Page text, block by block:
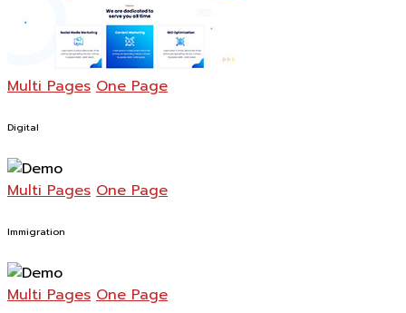
Multi Pages One Page
Digital
Multi Pages One Page
Immigration
Multi Pages One Page